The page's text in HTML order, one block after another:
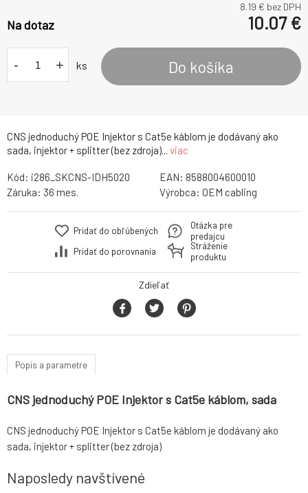
CNS jednoduchý POE Injektor s Cat5e káblom je dodávaný ako
sada, injektor + splitter (bez zdroja)... viac
8.19 € bez DPH
Na dotaz 10.07€
- + ks Do košíka
Kód: i286_SKCNS-IDH5020 EAN: 8588004600010
Záruka: 36 mes. Výrobca: OEM cabling
Pridať do obľúbených
Pridať do porovnania
Otázka pre
predajcu
Stráženie
produktu
Zdieľať
Popis a parametre
CNS jednoduchý POE Injektor s Cat5e káblom, sada
CNS jednoduchý POE Injektor s Cat5e káblom je dodávaný ako
sada, injektor + splitter (bez zdroja)
Naposledy navštívené